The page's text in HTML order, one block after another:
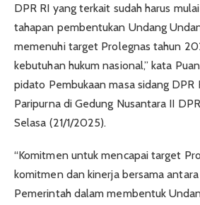
DPR RI yang terkait sudah harus
tahapan pembentukan Undang
memenuhi target Prolegnas tahun
kebutuhan hukum nasional,” kata
pidato Pembukaan masa sidang DPR
Paripurna di Gedung Nusantara II
Selasa (21/1/2025).
“Komitmen untuk mencapai target
komitmen dan kinerja bersama
Pemerintah dalam membentuk